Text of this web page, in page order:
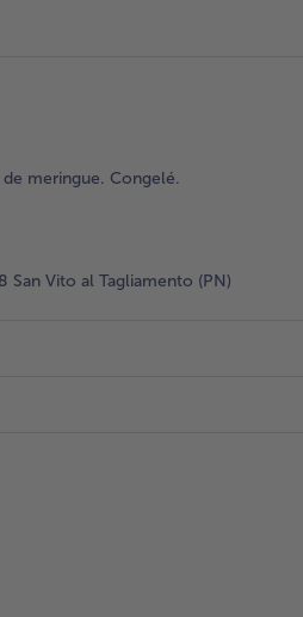
meringue. Congelé.
Vito al Tagliamento (PN)